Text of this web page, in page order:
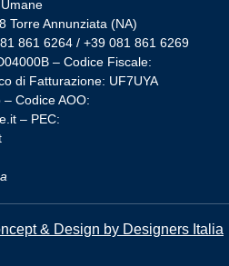
Torre Annunziata (NA)
861 6264 / +39 081 861 6269
– Codice Fiscale:
di Fatturazione: UF7UYA
Codice AOO:
– PEC:
& Design by Designers Italia